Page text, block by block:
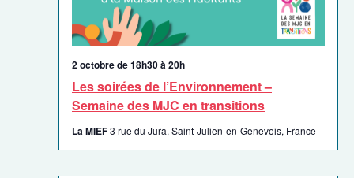
Les soirées de l’Environnement –
Semaine des MJC en transitions
2 octobre de 18h30à20h
La MIEF3 rue du Jura, Saint-Julien-en-Genevois, France